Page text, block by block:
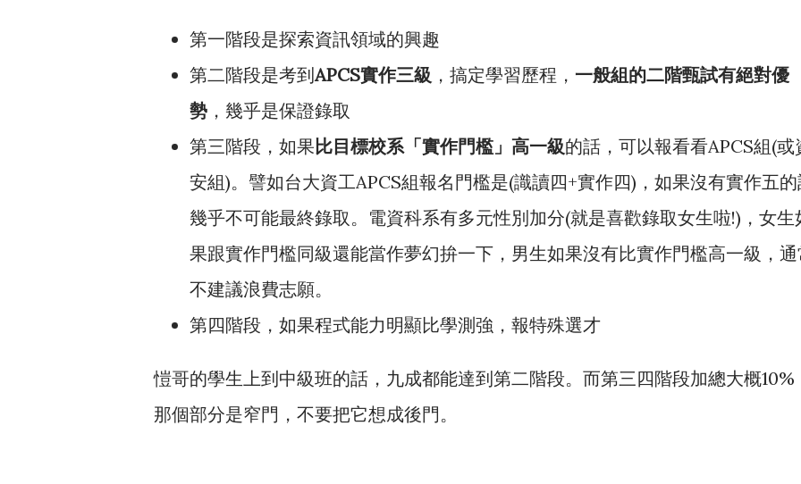
第一階段是探索資訊領域的興趣
第二階段是考到APCS實作三級 ，搞定學習歷程， 一般組的二階甄試有絕對優
勢 ，幾乎是保證錄取
第三階段，如果比目標校系「實作門檻」高一級的話，可以報看看APCS組(或
安組)。譬如台大資工APCS組報名門檻是(識讀四+實作四)，如果沒有實作五
幾乎不可能最終錄取。電資科系有多元性別加分(就是喜歡錄取女生啦!)，女生
果跟實作門檻同級還能當作夢幻拚一下，男生如果沒有比實作門檻高一級，
不建議浪費志願。
第四階段，如果程式能力明顯比學測強，報特殊選才
愷哥的學生上到中級班的話，九成都能達到第二階段。而第三四階段加總大概10%
那個部分是窄門，不要把它想成後門。